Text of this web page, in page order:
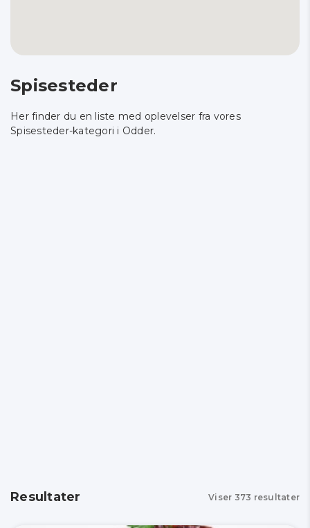
Spisesteder
Her finder du en liste med oplevelser fra vores
Spisesteder-kategori i Odder.
Resultater Viser 373 resultater